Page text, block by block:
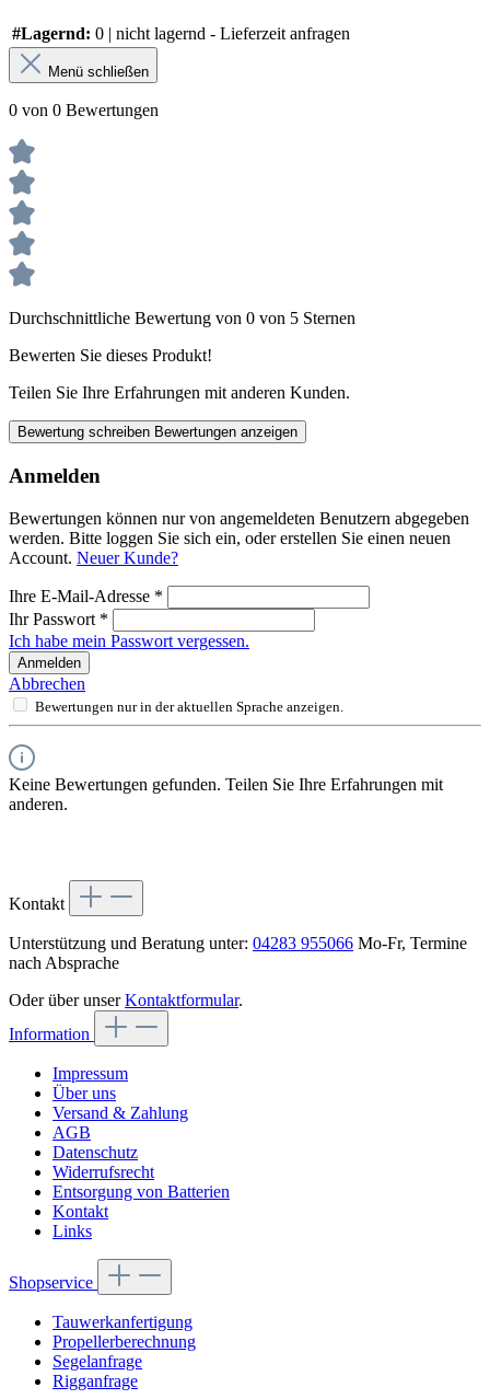
#Lagernd: 0 | nicht lagernd - Lieferzeit anfragen
Menü schließen
0 von 0 Bewertungen
Durchschnittliche Bewertung von 0 von 5 Sternen
Bewerten Sie dieses Produkt!
Teilen Sie Ihre Erfahrungen mit anderen Kunden.
Bewertung schreiben Bewertungen anzeigen
Anmelden
Bewertungen können nur von angemeldeten Benutzern abgegeben
werden. Bitte loggen Sie sich ein, oder erstellen Sie einen neuen
Account. Neuer Kunde?
Ihre E-Mail-Adresse *
Ihr Passwort *
Ich habe mein Passwort vergessen.
Anmelden
Abbrechen
Bewertungen nur in der aktuellen Sprache anzeigen.
Keine Bewertungen gefunden. Teilen Sie Ihre Erfahrungen mit
anderen.
Kontakt
Unterstützung und Beratung unter: 04283 955066 Mo-Fr, Termine
nach Absprache
Oder über unserKontaktformular.
Information
Impressum
Über uns
Versand & Zahlung
AGB
Datenschutz
Widerrufsrecht
Entsorgung von Batterien
Kontakt
Links
Shopservice
Tauwerkanfertigung
Propellerberechnung
Segelanfrage
Rigganfrage